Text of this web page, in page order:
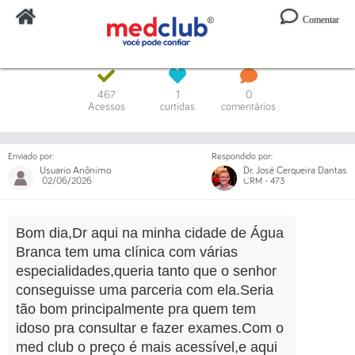
Comentar
Digite o código ou um trecho da mensagem
467
Acessos
1
curtidas
0
comentários
Enviado por:
Usuario Anônimo
02/06/2026
Respondido por:
Dr. José Cerqueira Dantas
CRM - 473
Bom dia,Dr aqui na minha cidade de Água
Branca tem uma clínica com várias
especialidades,queria tanto que o senhor
conseguisse uma parceria com ela.Seria
tão bom principalmente pra quem tem
idoso pra consultar e fazer exames.Com o
med club o preço é mais acessível,e aqui